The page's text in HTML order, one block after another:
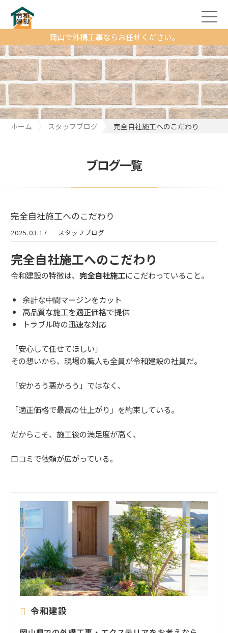
岡山で外構工事ならお任せください。
ホーム スタッフブログ 完全自社施工へのこだわり
ブログ一覧
完全自社施工へのこだわり
2025.03.17 スタッフブログ
完全自社施工へのこだわり
令和建設の特徴は、 完全自社施工にこだわっていること。
余計な中間マージンをカット
高品質な施工を適正価格で提供
トラブル時の迅速な対応
「安心して任せてほしい」
その想いから、現場の職人も全員が令和建設の社員だ。
「安かろう悪かろう」ではなく、
「適正価格で最高の仕上がり」を約束している。
だからこそ、施工後の満足度が高く、
口コミで依頼が広がっている。
令和建設